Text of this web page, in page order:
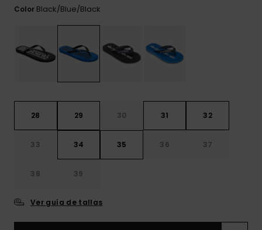
formulario de
contacto.
Consultar
las FAQ
Color Black/blue/black
28 29 30 31 32
33 34 35 36 37
38 39
Ver guía de tallas